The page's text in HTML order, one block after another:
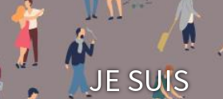
Je suis